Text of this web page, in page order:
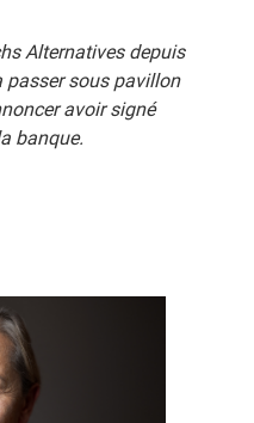
Alternatives depuis
passer sous pavillon
avoir signé
banque.